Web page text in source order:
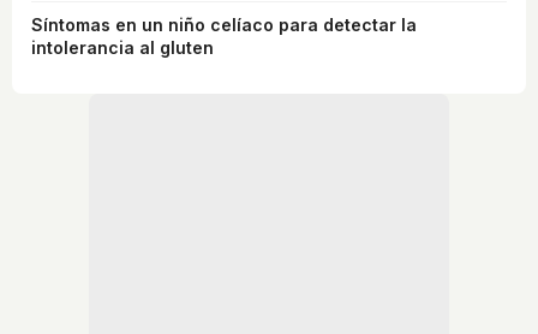
Síntomas en un niño celíaco para detectar la
intolerancia al gluten